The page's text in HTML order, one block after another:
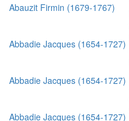
Abauzit Firmin (1679-1767)
Abbadie Jacques (1654-1727)
Abbadie Jacques (1654-1727)
Abbadie Jacques (1654-1727)